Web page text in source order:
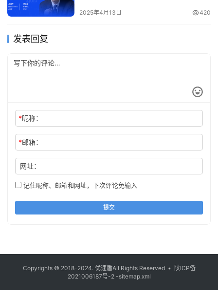
2025年4月13日 420
发表回复
*昵称：
*邮箱：
网址：
记住昵称、邮箱和网址，下次评论免输入
提交
Copyrights © 2018-2024. 优速盾All Rights Reserved • 陕ICP备
2021006187号-2 -sitemap.xml